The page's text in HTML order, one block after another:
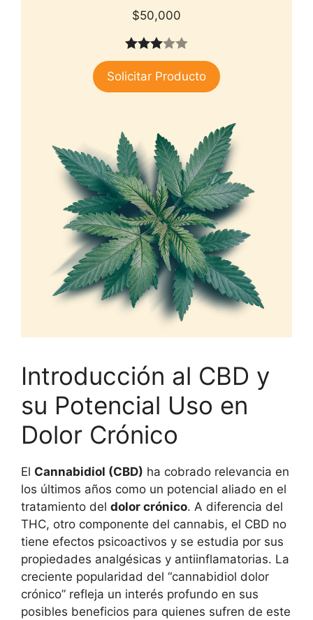
$50,000
3.00
de 5
Solicitar Producto
Introducción al CBD y
su Potencial Uso en
Dolor Crónico
El Cannabidiol (CBD) ha cobrado relevancia en
los últimos años como un potencial aliado en el
tratamiento del dolor crónico. A diferencia del
THC, otro componente del cannabis, el CBD no
tiene efectos psicoactivos y se estudia por sus
propiedades analgésicas y antiinflamatorias. La
creciente popularidad del “cannabidiol dolor
crónico” refleja un interés profundo en sus
posibles beneficios para quienes sufren de este